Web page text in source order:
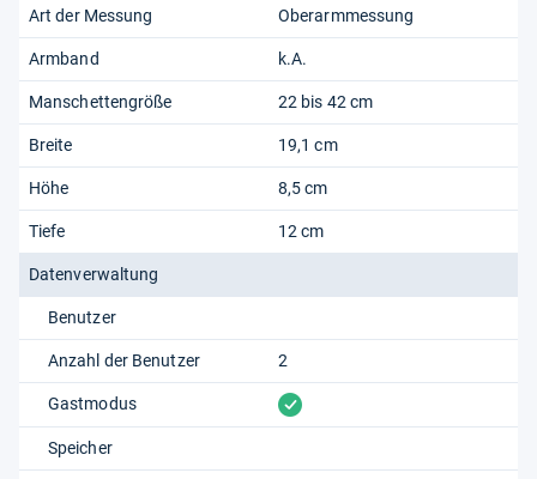
Art der Messung Oberarmmessung
Armband k.A.
Manschettengröße 22 bis 42 cm
Breite 19,1 cm
Höhe 8,5 cm
Tiefe 12 cm
Datenverwaltung
Benutzer
Anzahl der Benutzer 2
Gastmodus vorhanden
Speicher